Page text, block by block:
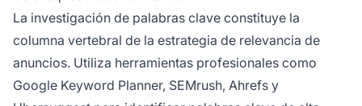
La investigación de palabras clave constituye la
columna vertebral de la estrategia de relevancia de
anuncios. Utiliza herramientas profesionales como
Google Keyword Planner, SEMrush, Ahrefs y